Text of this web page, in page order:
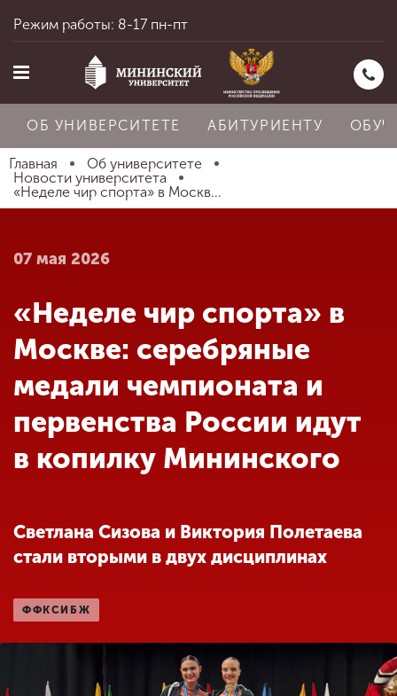
Главная
Абитуриенту
Обучение
Наука
Международная
деятельность
Другие виды
деятельности
Студенческая жизнь
Режим работы: 8-17 пн-пт
ОБ УНИВЕРСИТЕТЕ АБИТУРИЕНТУ
Главная
Об университете
Новости университета
«Неделе чир спорта» в Москв...
07 мая 2026
«Неделе чир спорта» в
Москве: серебряные
медали чемпионата и
первенства России идут
в копилку Мининского
Светлана Сизова и Виктория Полетаева
стали вторыми в двух дисциплинах
ФФКСИБЖ